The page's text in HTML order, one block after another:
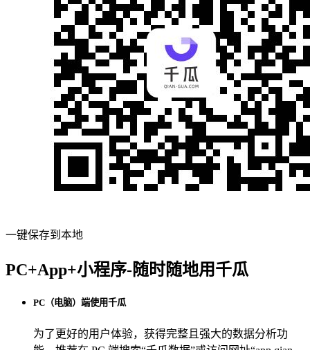
一键保存到本地
PC+App+小程序-随时随地用千瓜
PC（电脑）端使用千瓜
为了更好的用户体验，获得完整且强大的数据分析功